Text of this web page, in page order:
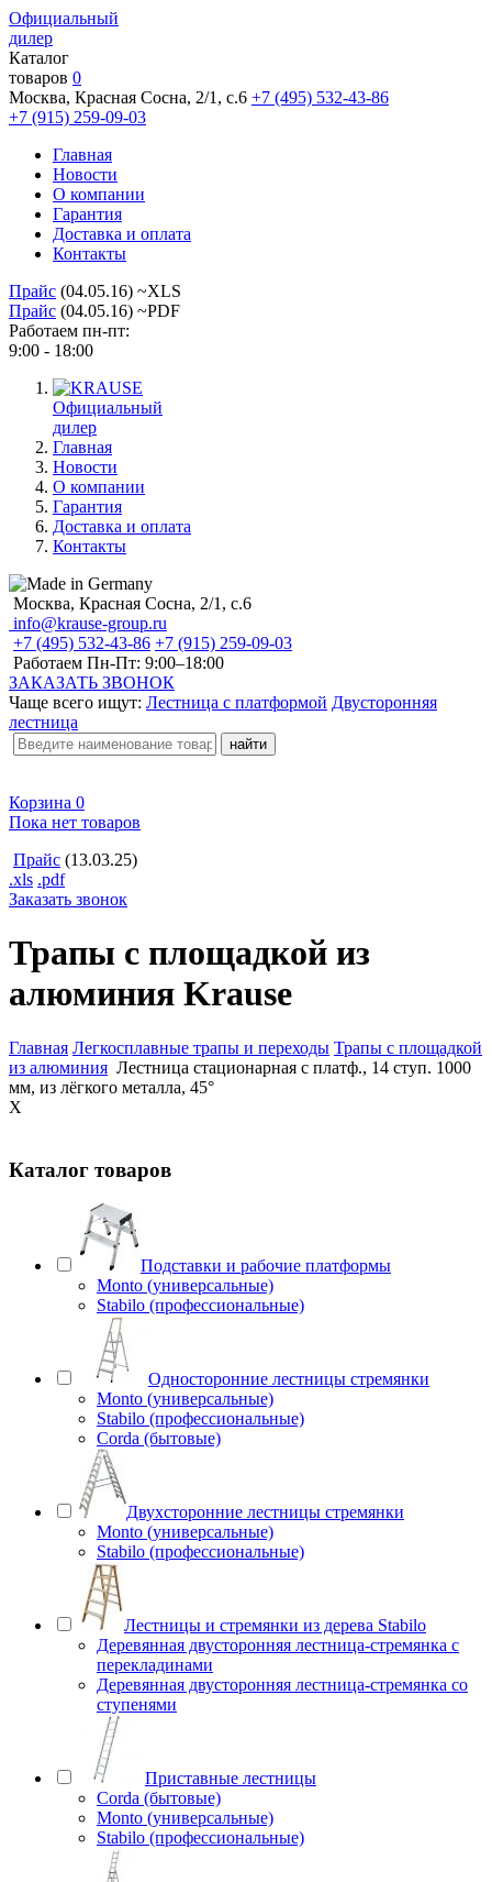
Официальный
дилер
Каталог
товаров 0
Москва, Красная Сосна, 2/1, с.6 +7 (495) 532-43-86
+7 (915) 259-09-03
Главная
Новости
О компании
Гарантия
Доставка и оплата
Контакты
Прайс (04.05.16) ~XLS
Прайс (04.05.16) ~PDF
Работаем пн-пт:
9:00 - 18:00
Официальный
дилер
Главная
Новости
О компании
Гарантия
Доставка и оплата
Контакты
Москва, Красная Сосна, 2/1, с.6
info@krause-group.ru
+7 (495) 532-43-86 +7 (915) 259-09-03
Работаем Пн-Пт: 9:00–18:00
ЗАКАЗАТЬ ЗВОНОК
Чаще всего ищут: Лестница с платформой Двусторонняя
лестница
Корзина 0
Пока нет товаров
Прайс (13.03.25)
.xls .pdf
Заказать звонок
Трапы с площадкой из
алюминия Krause
Главная Легкосплавные трапы и переходы Трапы с площадкой
из алюминия Лестница стационарная с платф., 14 ступ. 1000
мм, из лёгкого металла, 45°
X
Каталог товаров
Подставки и рабочие платформы
Monto (универсальные)
Stabilo (профессиональные)
Односторонние лестницы стремянки
Monto (универсальные)
Stabilo (профессиональные)
Corda (бытовые)
Двухсторонние лестницы стремянки
Monto (универсальные)
Stabilo (профессиональные)
Лестницы и стремянки из дерева Stabilo
Деревянная двусторонняя лестница-стремянка с
перекладинами
Деревянная двусторонняя лестница-стремянка со
ступенями
Приставные лестницы
Corda (бытовые)
Monto (универсальные)
Stabilo (профессиональные)